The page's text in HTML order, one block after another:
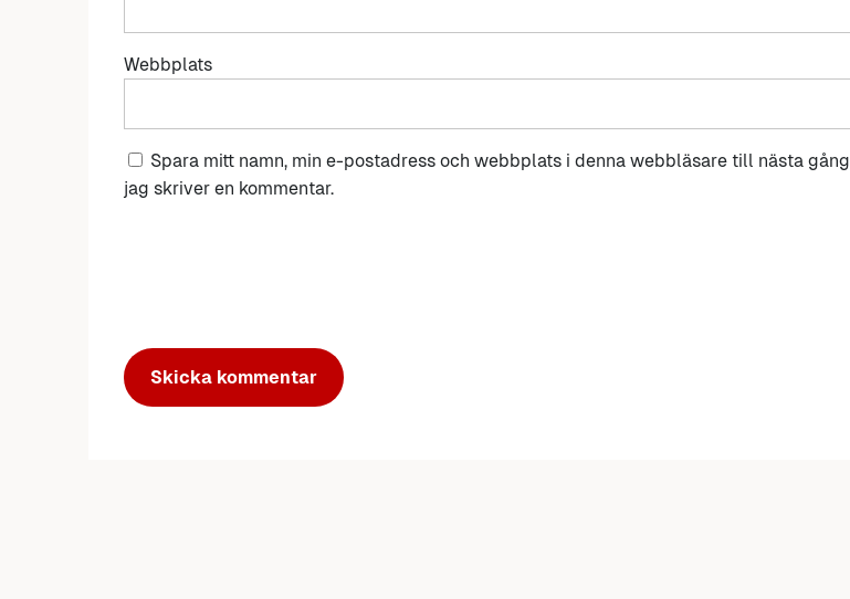
Webbplats
Spara mitt namn, min e-postadress och webbplats i denna webbläsare till nästa gång
jag skriver en kommentar.